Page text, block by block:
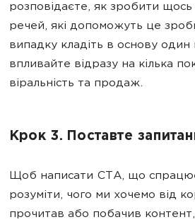
розповідаєте, як зробити
речей, які допоможуть це
випадку кладіть в основу
впливайте відразу на кілька
віральність та продаж.
Крок 3. Поставте
Щоб написати CTA, що
розуміти, чого ми хочемо від
прочитав або побачив